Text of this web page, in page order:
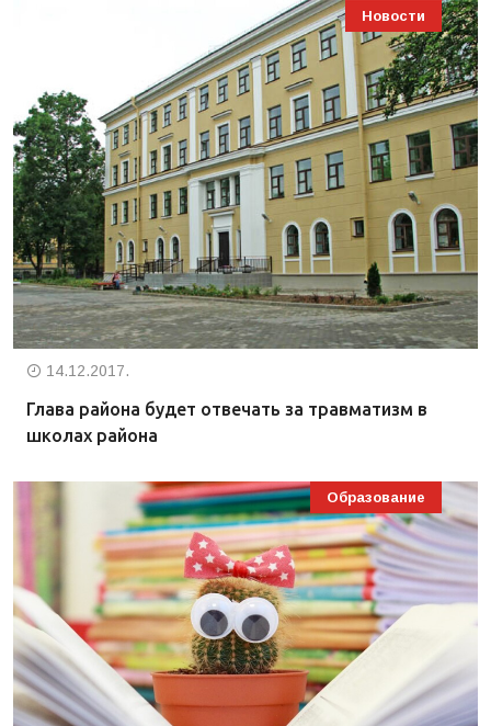
Новости
14.12.2017.
Глава района будет отвечать за травматизм в
школах района
Образование